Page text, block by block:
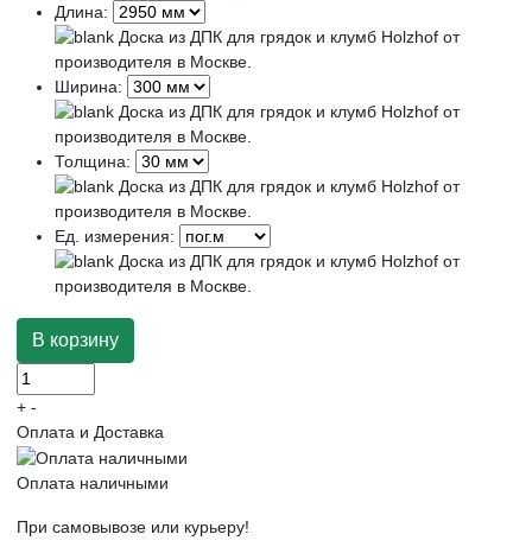
Длина:
Ширина:
Толщина:
Ед. измерения:
+ -
Оплата и Доставка
Оплата наличными
При самовывозе или курьеру!